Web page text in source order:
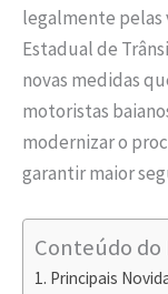
legalmente pelas
Estadual de
novas medidas
motoristas
modernizar o
garantir maior
Conteúdo do
Principais